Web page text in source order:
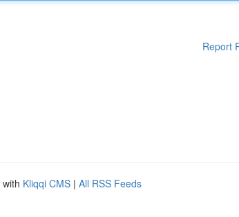
Report
Kliqqi CMS | All RSS Feeds